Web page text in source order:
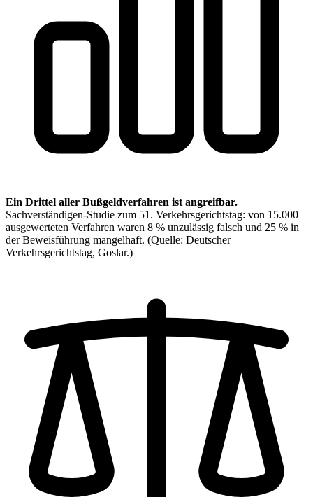
Ein Drittel aller Bußgeldverfahren ist angreifbar.
Sachverständigen-Studie zum 51. Verkehrsgerichtstag: von 15.000
ausgewerteten Verfahren waren 8 % unzulässig falsch und 25 % in
der Beweisführung mangelhaft. (Quelle: Deutscher
Verkehrsgerichtstag, Goslar.)